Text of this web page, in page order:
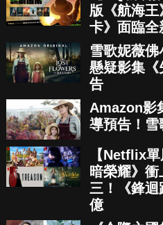
版《航海
卡》面臨全
雪歌妮薇
懸疑影集
告
Amazon影
導預告！
【Netflix
暗榮耀》
三！《鋒
億